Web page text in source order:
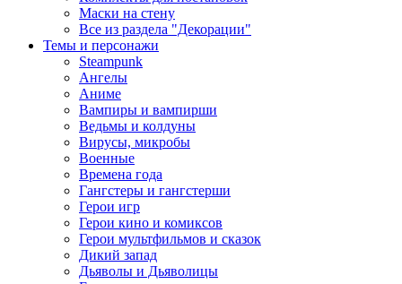
Маски на стену
Все из раздела "Декорации"
Темы и персонажи
Steampunk
Ангелы
Аниме
Вампиры и вампирши
Ведьмы и колдуны
Вирусы, микробы
Военные
Времена года
Гангстеры и гангстерши
Герои игр
Герои кино и комиксов
Герои мультфильмов и сказок
Дикий запад
Дьяволы и Дьяволицы